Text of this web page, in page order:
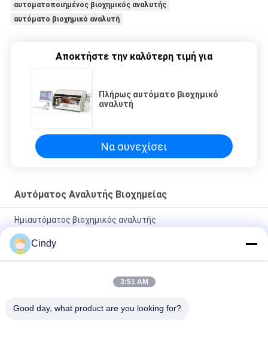
αυτοματοποιημένος βιοχημικός αναλυτής
αυτόματο βιοχημικό αναλυτή
Αποκτήστε την καλύτερη τιμή για
Πλήρως αυτόματο βιοχημικό
αναλυτή
Να συνεχίσει
Αυτόματος Αναλυτής Βιοχημείας
Ημιαυτόματος βιοχημικός αναλυτής
Κιτ για τον προσδιορισμό του επιπέδου ουδέτερης α-
γλυκοσιδάσης στο σπερματικό πλάσμα (Μεθοδος Modified
Cooper)
Seminal Plasma NAG Kit For Evaluating Mane Exitory Function
Cindy
3:51 AM
Good day, what product are you looking for?